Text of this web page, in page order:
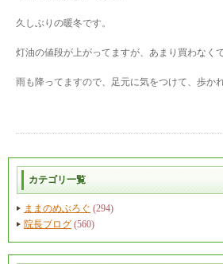
久しぶりの暖冬です。
灯油の値段が上がってますが、あまり買わなく
雨も降ってますので、足元に気をつけて、歩か
カテゴリ一覧
ままのめぶろぐ (294)
院長ブログ (560)